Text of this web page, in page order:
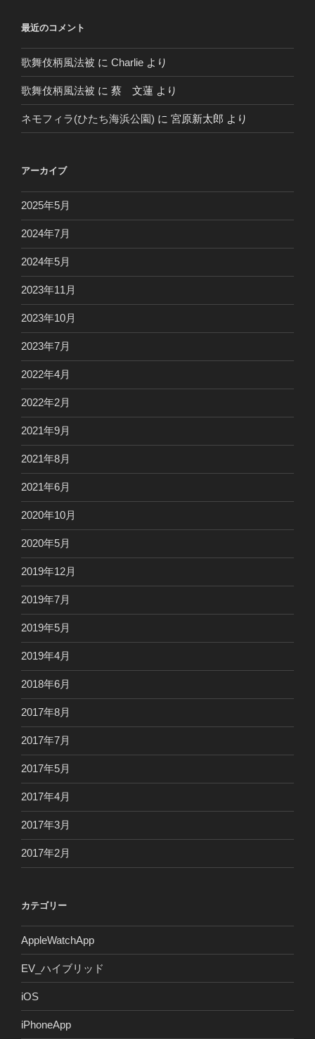
最近のコメント
歌舞伎柄風法被 に Charlie より
歌舞伎柄風法被 に 蔡 文蓮 より
ネモフィラ(ひたち海浜公園) に 宮原新太郎 より
アーカイブ
2025年5月
2024年7月
2024年5月
2023年11月
2023年10月
2023年7月
2022年4月
2022年2月
2021年9月
2021年8月
2021年6月
2020年10月
2020年5月
2019年12月
2019年7月
2019年5月
2019年4月
2018年6月
2017年8月
2017年7月
2017年5月
2017年4月
2017年3月
2017年2月
カテゴリー
AppleWatchApp
EV_ハイブリッド
iOS
iPhoneApp